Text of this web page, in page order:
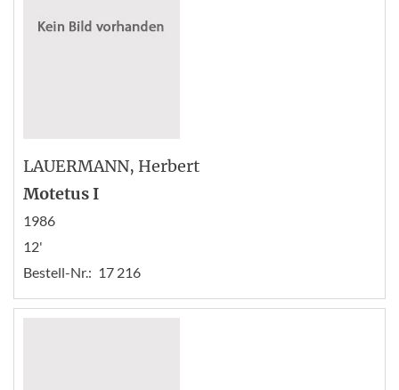
LAUERMANN, Herbert
Motetus I
1986
12'
Bestell-Nr.: 17 216